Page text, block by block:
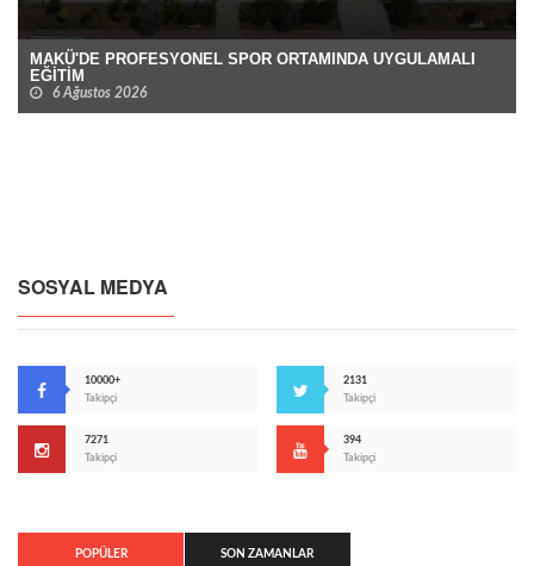
MAKÜ'DE PROFESYONEL SPOR ORTAMINDA UYGULAMALI
EĞİTİM
6 Ağustos 2026
SOSYAL MEDYA
10000+
Takipçi
2131
Takipçi
7271
Takipçi
394
Takipçi
POPÜLER SON ZAMANLAR